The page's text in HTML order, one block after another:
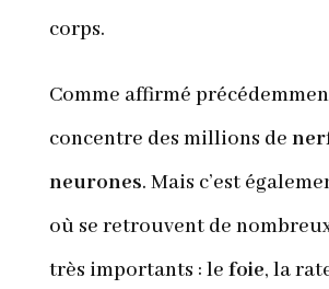
corps.
Comme affirmé
concentre des millions de
neurones. Mais c’est
où se retrouvent de
très importants : le foie, la